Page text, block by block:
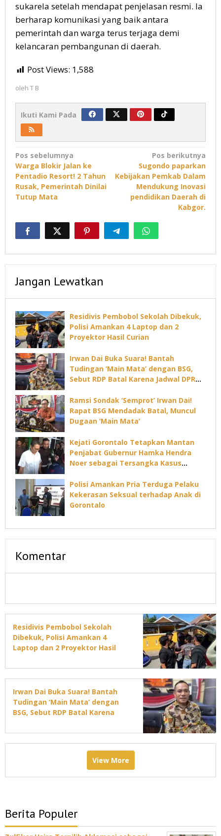
sukarela setelah mendapat penjelasan resmi. Ia
berharap komunikasi yang baik antara
pemerintah dan warga terus terjaga demi
kelancaran pembangunan di daerah.
Post Views: 1,588
oleh T B
Ikuti Kami Pada
Navigasi
pos
Pos sebelumnya
Warga Blokir Jalan ke
Pentadio Resort! 2 Tahun
Rusak, Pemerintah Dinilai
Tutup Mata
Pos berikutnya
Sugondo paparkan
Kebijakan Pemkab Dalam
Mendukung Inovasi
pendidikan Daerah di
Kabgor.
Jangan Lewatkan
Residivis Pembobol Sekolah Dibekuk,
Polisi Amankan 4 Laptop dan 2
Proyektor Hasil Curian
Irwan Dai Buka Suara! Bantah
Tudingan ‘Main Mata’ dengan BSG,
Sebut RDP Batal Karena Jadwal DPRD
Ramsi Sondak ‘Semprot’ Irwan Dai!
Rapat BSG Mendadak Batal, Muncul
Dugaan ‘Main Mata’
Kejati Gorontalo Tetapkan Mantan
Penjabat Gubernur Hamka Hendra
Noer sebagai Tersangka Kasus
Polisi Amankan Pria Terduga Pelaku
Kekerasan Seksual terhadap Anak di
Gorontalo
Komentar
Residivis Pembobol Sekolah
Dibekuk, Polisi Amankan 4
Laptop dan 2 Proyektor Hasil
Irwan Dai Buka Suara! Bantah
Tudingan ‘Main Mata’ dengan
BSG, Sebut RDP Batal Karena
View More
Berita Populer